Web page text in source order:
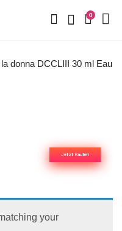
0
donna DCCLIII 30 ml Eau
Jetzt Kaufen
your